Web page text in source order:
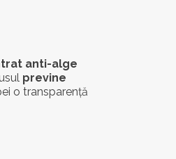
anti-alge
previne
o transparență